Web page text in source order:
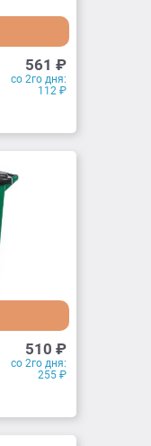
561 ₽
со 2го дня:
112 ₽
510 ₽
со 2го дня:
255 ₽